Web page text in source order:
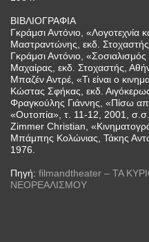
ΒΙΒΛΙΟΓΡΑΦΙΑ
Γκράμσι Αντόνιο, «Λογοτεχνία
Μαστραντώνης, εκδ.
Γκράμσι Αντόνιο,
Μαχαίρας, εκδ. Στοχαστής,
Μπαζέν Αντρέ, «Τι είναι ο
Κώστας Σφήκας, εκδ.
Φραγκούλης Γιάννης, «Πίσω
«Ουτοπία», τ. 11-12, 2001,
Zimmer Christian,
Μπάμπης Κολώνιας, Τάκης
1976.
Πηγή: filmandtheater – ΤΑ
ΝΕΟΡΕΑΛΙΣΜΟΥ